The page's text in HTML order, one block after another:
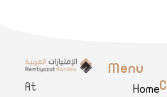
A
limtiyazat Alarabia
At
Menu
Home